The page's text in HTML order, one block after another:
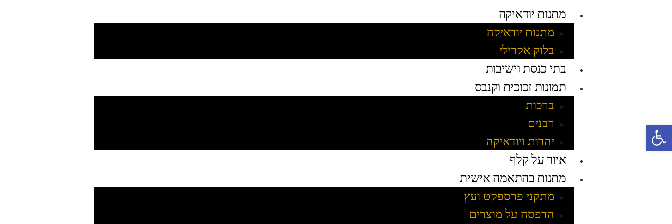
מתנות יודאיקה
מתנות יודאיקה
בלוק אקרילי
בתי כנסת וישיבות
תמונות זכוכית וקנבס
ברכות
רבנים
יהדות ויודאיקה
איור על קלף
מתנות בהתאמה אישית
מתקני פרספקט ועץ
הדפסה על מוצרים
פתח סרגל נגישות